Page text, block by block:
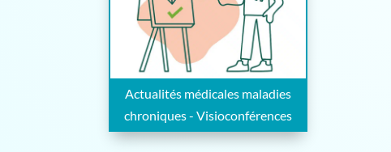
Actualités médicales maladies
chroniques - Visioconférences